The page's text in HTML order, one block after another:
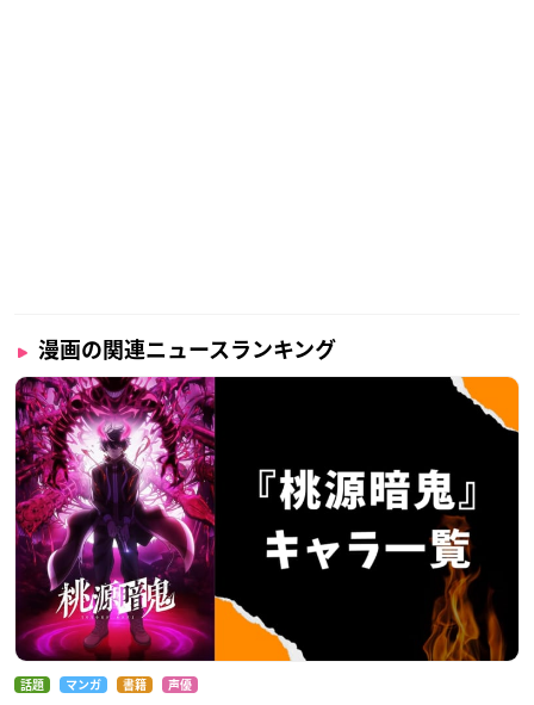
漫画の関連ニュースランキング
話題 マンガ 書籍 声優